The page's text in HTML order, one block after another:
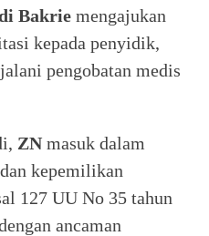
Bakrie mengajukan
kepada penyidik,
pengobatan medis
ZNmasuk dalam
kepemilikan
127 UU No 35 tahun
ancaman